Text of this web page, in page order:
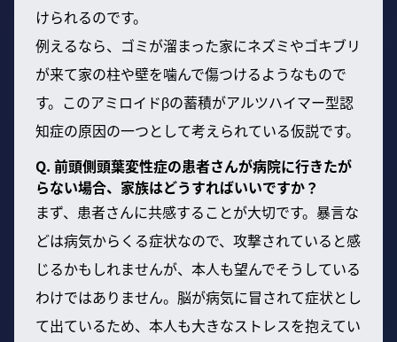
けられるのです。
例えるなら、ゴミが溜まった家にネズミやゴキブリ
が来て家の柱や壁を噛んで傷つけるようなもので
す。このアミロイドβの蓄積がアルツハイマー型認
知症の原因の一つとして考えられている仮説です。
Q. 前頭側頭葉変性症の患者さんが病院に行きたが
らない場合、家族はどうすればいいですか？
まず、患者さんに共感することが大切です。暴言な
どは病気からくる症状なので、攻撃されていると感
じるかもしれませんが、本人も望んでそうしている
わけではありません。脳が病気に冒されて症状とし
て出ているため、本人も大きなストレスを抱えてい